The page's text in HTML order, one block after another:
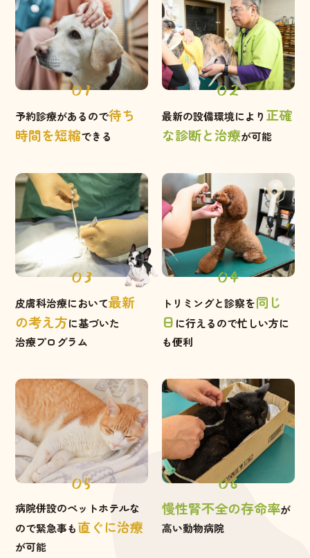
01
予約診療があるので待ち
時間を短縮できる
02
最新の設備環境により 正確
な診断と治療が可能
03
皮膚科治療において最新
の考え方に基づいた
治療プログラム
04
トリミングと診察を同じ
日 に行えるので忙しい方に
も便利
05
病院併設のペットホテルな
ので緊急事も直ぐに治療
が可能
06
慢性腎不全の存命率が
高い動物病院